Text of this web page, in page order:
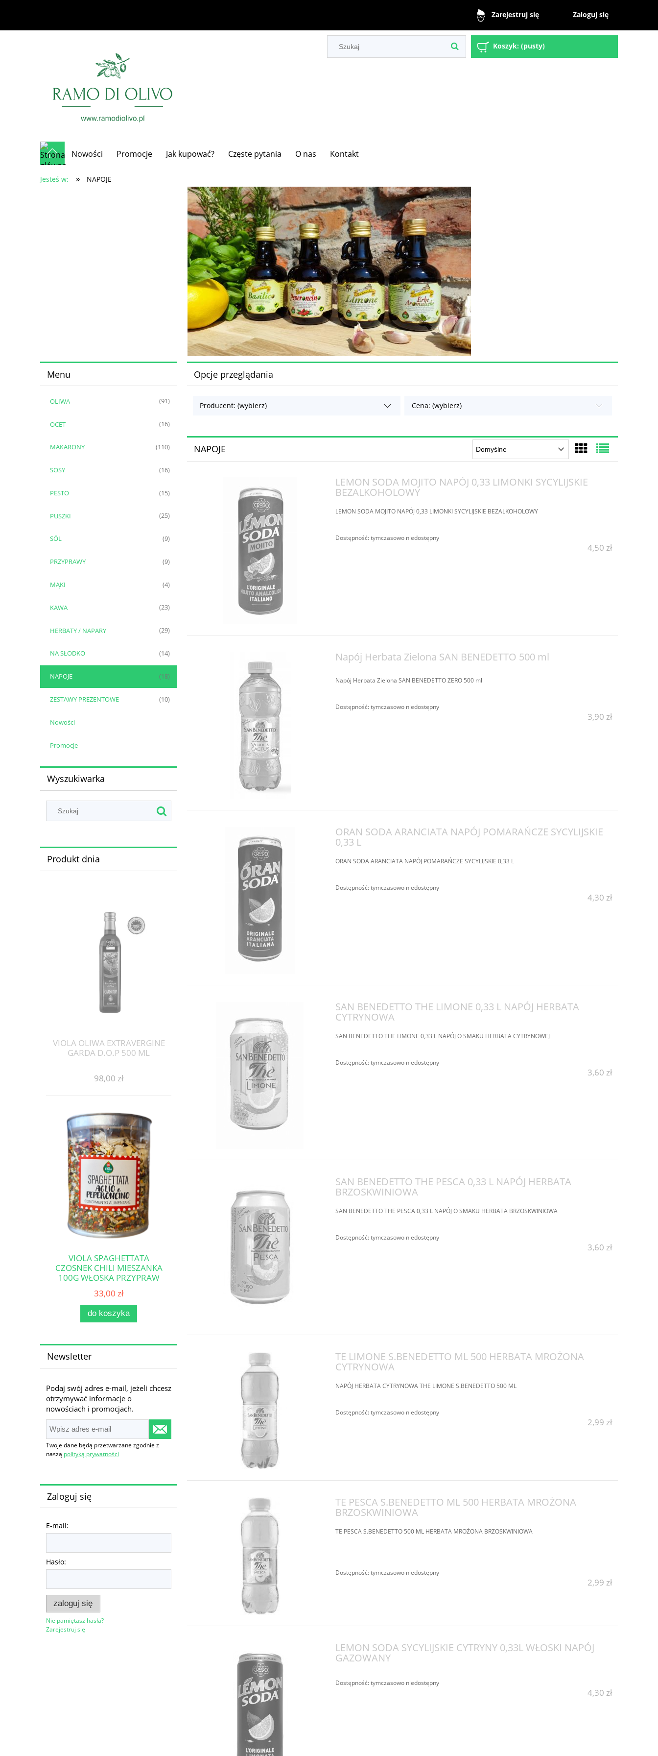
Zarejestruj się Zaloguj się
Koszyk: (pusty)
Nowości Promocje Jak kupować? Częste pytania O nas Kontakt
Jesteś w: » NAPOJE
Menu
OLIWA (91)
OCET (16)
MAKARONY (110)
SOSY (16)
PESTO (15)
PUSZKI (25)
SÓL (9)
PRZYPRAWY (9)
MĄKI (4)
KAWA (23)
HERBATY / NAPARY (29)
NA SŁODKO (14)
NAPOJE (18)
ZESTAWY PREZENTOWE (10)
Nowości
Promocje
Wyszukiwarka
Produkt dnia
VIOLA OLIWA EXTRAVERGINE
GARDA D.O.P 500 ML
98,00 zł
VIOLA SPAGHETTATA
CZOSNEK CHILI MIESZANKA
100G WŁOSKA PRZYPRAW
DO MAKARONU
33,00 zł
do koszyka
Newsletter
Podaj swój adres e-mail, jeżeli chcesz
otrzymywać informacje o
nowościach i promocjach.
Twoje dane będą przetwarzane zgodnie z
naszą polityką prywatności
Zaloguj się
E-mail:
Hasło:
zaloguj się
Nie pamiętasz hasła?
Zarejestruj się
Opcje przeglądania
Producent: (wybierz) Cena: (wybierz)
NAPOJE
LEMON SODA MOJITO NAPÓJ 0,33 LIMONKI SYCYLIJSKIE
BEZALKOHOLOWY
LEMON SODA MOJITO NAPÓJ 0,33 LIMONKI SYCYLIJSKIE BEZALKOHOLOWY
Dostępność:tymczasowo niedostępny
4,50 zł
Napój Herbata Zielona SAN BENEDETTO 500 ml
Napój Herbata Zielona SAN BENEDETTO ZERO 500 ml
Dostępność:tymczasowo niedostępny
3,90 zł
ORAN SODA ARANCIATA NAPÓJ POMARAŃCZE SYCYLIJSKIE
0,33 L
ORAN SODA ARANCIATA NAPÓJ POMARAŃCZE SYCYLIJSKIE 0,33 L
Dostępność:tymczasowo niedostępny
4,30 zł
SAN BENEDETTO THE LIMONE 0,33 L NAPÓJ HERBATA
CYTRYNOWA
SAN BENEDETTO THE LIMONE 0,33 L NAPÓJ O SMAKU HERBATA CYTRYNOWEJ
Dostępność:tymczasowo niedostępny
3,60 zł
SAN BENEDETTO THE PESCA 0,33 L NAPÓJ HERBATA
BRZOSKWINIOWA
SAN BENEDETTO THE PESCA 0,33 L NAPÓJ O SMAKU HERBATA BRZOSKWINIOWA
Dostępność:tymczasowo niedostępny
3,60 zł
TE LIMONE S.BENEDETTO ML 500 HERBATA MROŻONA
CYTRYNOWA
NAPÓJ HERBATA CYTRYNOWA THE LIMONE S.BENEDETTO 500 ML
Dostępność:tymczasowo niedostępny
2,99 zł
TE PESCA S.BENEDETTO ML 500 HERBATA MROŻONA
BRZOSKWINIOWA
TE PESCA S.BENEDETTO 500 ML HERBATA MROŻONA BRZOSKWINIOWA
Dostępność:tymczasowo niedostępny
2,99 zł
LEMON SODA SYCYLIJSKIE CYTRYNY 0,33L WŁOSKI NAPÓJ
GAZOWANY
Dostępność:tymczasowo niedostępny
4,30 zł